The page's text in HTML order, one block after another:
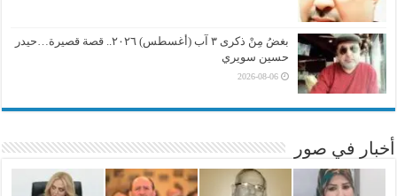
بغضُ مِنْ ذكرى ٣ آب (أغسطس) ٢٠٢٦.. قصة قصيرة…حيدر
حسين سويري
2026-08-06
أخبار في صور